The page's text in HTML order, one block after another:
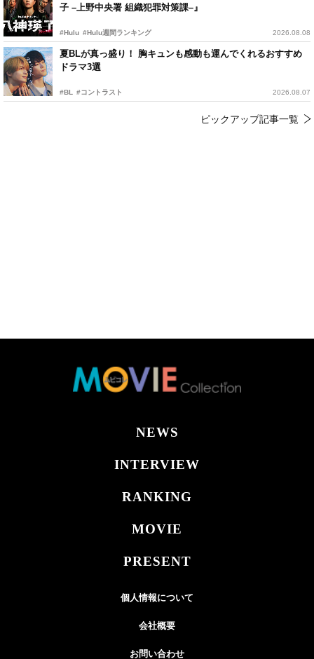
子 –上野中央署 組織犯罪対策課–』
#Hulu #Hulu週間ランキング 2026.08.08
夏BLが真っ盛り！ 胸キュンも感動も運んでくれるおすすめ
ドラマ3選
#BL #コントラスト 2026.08.07
ピックアップ記事一覧
NEWS
INTERVIEW
RANKING
MOVIE
PRESENT
個人情報について
会社概要
お問い合わせ